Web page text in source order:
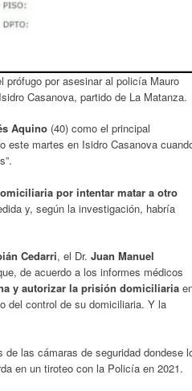
prófugo por asesinar al policía Mauro
Casanova, partido de La Matanza.
Aquino (40) como el principal
este martes en Isidro Casanova
por intentar matar a otro
y, según la investigación, habría
Cedarri, el Dr. Juan Manuel
de acuerdo a los informes médicos
y autorizar la prisión domiciliaria
del control de su domiciliaria. Y la
las cámaras de seguridad dondese
en un tiroteo con la Policía en 2021.